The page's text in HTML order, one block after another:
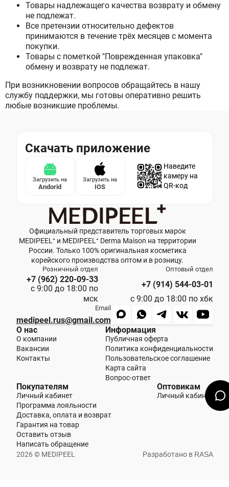
Товары надлежащего качества возврату и обмену
не подлежат.
Все претензии относительно дефектов
принимаются в течение трёх месяцев с момента
покупки.
Товары с пометкой "Поврежденная упаковка"
обмену и возврату не подлежат.
При возникновении вопросов обращайтесь в нашу
службу поддержки, мы готовы оперативно решить
любые возникшие проблемы.
Скачать приложение
Загрузить на
Andorid
Загрузить на
IOS
Наведите
камеру на
QR-код
Официальный представитель торговых марок
MEDIPEEL⁺ и MEDIPEEL⁺ Derma Maison на территории
России. Только 100% оригинальная косметика
корейского производства оптом и в розницу.
Розничный отдел
+7 (962) 220-09-33
с 9:00 до 18:00 по
мск
Оптовый отдел
+7 (914) 544-03-01
с 9:00 до 18:00 по хбк
Email
medipeel.rus@gmail.com
О нас
О компании
Вакансии
Контакты
Информация
Публичная оферта
Политика конфиденциальности
Пользовательское соглашение
Карта сайта
Вопрос-ответ
Покупателям
Личный кабинет
Программа лояльности
Доставка, оплата и возврат
Гарантия на товар
Оставить отзыв
Написать обращение
Оптовикам
Личный кабинет
2026 © MEDIPEEL Разработано в RASA